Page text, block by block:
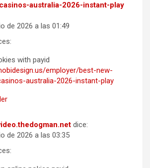
australia-2026-instant-play
de 2026 a las 01:49
with payid
employer/best-new-
australia-2026-instant-play
dice:
de 2026 a las 03:35